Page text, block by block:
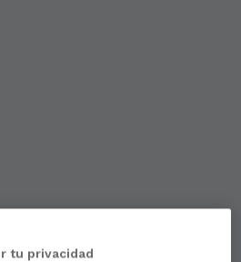
tu privacidad